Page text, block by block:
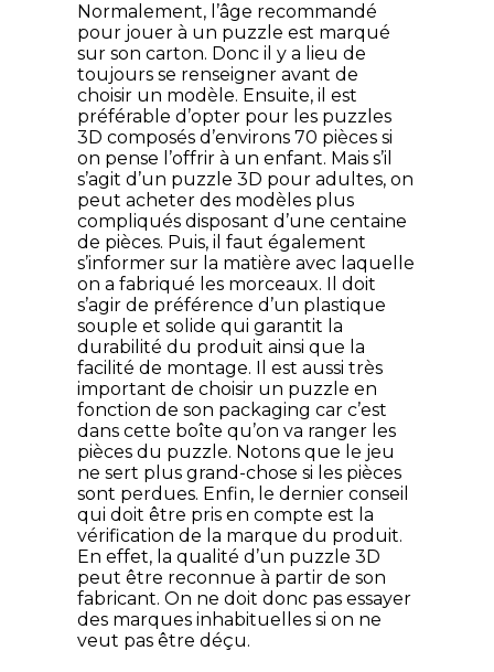
Normalement, l’âge recommandé
pour jouer à un puzzle est marqué
sur son carton. Donc il y a lieu de
toujours se renseigner avant de
choisir un modèle. Ensuite, il est
préférable d’opter pour les puzzles
3D composés d’environs 70 pièces si
on pense l’offrir à un enfant. Mais s’il
s’agit d’un puzzle 3D pour adultes, on
peut acheter des modèles plus
compliqués disposant d’une centaine
de pièces. Puis, il faut également
s’informer sur la matière avec laquelle
on a fabriqué les morceaux. Il doit
s’agir de préférence d’un plastique
souple et solide qui garantit la
durabilité du produit ainsi que la
facilité de montage. Il est aussi très
important de choisir un puzzle en
fonction de son packaging car c’est
dans cette boîte qu’on va ranger les
pièces du puzzle. Notons que le jeu
ne sert plus grand-chose si les pièces
sont perdues. Enfin, le dernier conseil
qui doit être pris en compte est la
vérification de la marque du produit.
En effet, la qualité d’un puzzle 3D
peut être reconnue à partir de son
fabricant. On ne doit donc pas essayer
des marques inhabituelles si on ne
veut pas être déçu.